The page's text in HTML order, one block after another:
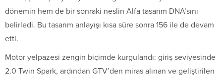
dönemin hem de bir sonraki neslin Alfa tasarım DNA’sını
belirledi. Bu tasarım anlayışı kısa süre sonra 156 ile de devam
etti.
Motor yelpazesi zengin biçimde kurgulandı: giriş seviyesinde
2.0 Twin Spark, ardından GTV’den miras alınan ve geliştirilen